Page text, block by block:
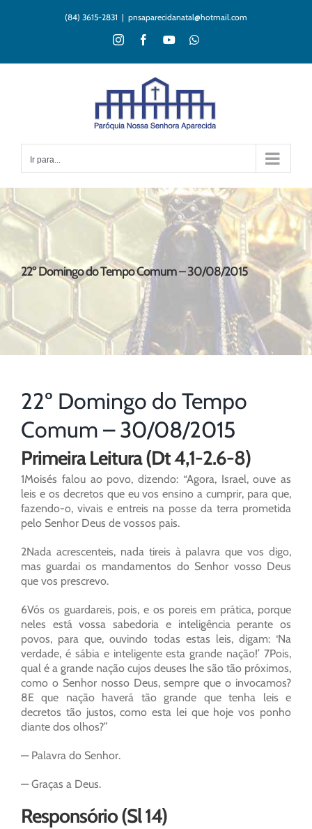
(84) 3615-2831 | pnsaparecidanatal@hotmail.com
InstagramFacebookYouTubeWhatsApp
Ir para...
22º Domingo do Tempo Comum – 30/08/2015
22º Domingo do Tempo
Comum – 30/08/2015
Primeira Leitura (Dt 4,1-2.6-8)
1Moisés falou ao povo, dizendo: “Agora, Israel, ouve as
leis e os decretos que eu vos ensino a cumprir, para que,
fazendo-o, vivais e entreis na posse da terra prometida
pelo Senhor Deus de vossos pais.
2Nada acrescenteis, nada tireis à palavra que vos digo,
mas guardai os mandamentos do Senhor vosso Deus
que vos prescrevo.
6Vós os guardareis, pois, e os poreis em prática, porque
neles está vossa sabedoria e inteligência perante os
povos, para que, ouvindo todas estas leis, digam: ‘Na
verdade, é sábia e inteligente esta grande nação!’ 7Pois,
qual é a grande nação cujos deuses lhe são tão próximos,
como o Senhor nosso Deus, sempre que o invocamos?
8E que nação haverá tão grande que tenha leis e
decretos tão justos, como esta lei que hoje vos ponho
diante dos olhos?”
— Palavra do Senhor.
— Graças a Deus.
Responsório (Sl 14)